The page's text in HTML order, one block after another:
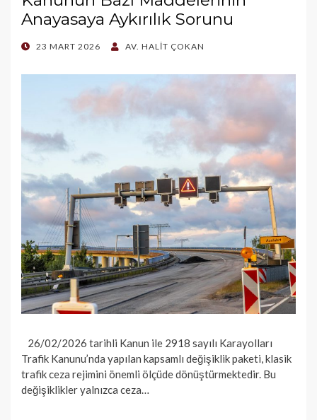
Anayasaya Aykırılık Sorunu
POSTED
23 MART 2026 AV. HALİT ÇOKAN
26/02/2026 tarihli Kanun ile 2918 sayılı Karayolları
Trafik Kanunu’nda yapılan kapsamlı değişiklik paketi, klasik
trafik ceza rejimini önemli ölçüde dönüştürmektedir. Bu
değişiklikler yalnızca ceza…